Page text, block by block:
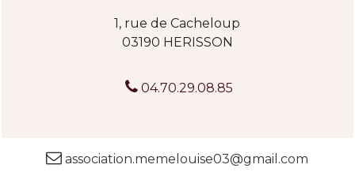
1, rue de Cacheloup
03190 HERISSON
04.70.29.08.85
association.memelouise03@gmail.com